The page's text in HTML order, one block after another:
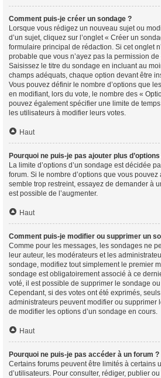
Comment puis-je créer un sondage ?
Lorsque vous rédigez un nouveau sujet ou
d’un sujet, cliquez sur l’onglet « Créer un
formulaire principal de rédaction. Si cet onglet
probable que vous n’ayez pas la permission
Saisissez le titre du sondage en incluant au
champs adéquats, chaque option devant être
Vous pouvez définir le nombre d’options que
en modifiant, lors du vote, le nombre des «
pouvez également spécifier une limite de
les utilisateurs à modifier leurs votes.
Haut
Pourquoi ne puis-je pas ajouter plus
La limite d’options d’un sondage est décidée
forum. Si le nombre d’options que vous
semble trop restreint, essayez de demander à
est possible de l’augmenter.
Haut
Comment puis-je modifier ou supprimer un
Comme pour les messages, les sondages ne
leur auteur, les modérateurs et les
sondage, modifiez tout simplement le premier
sondage est obligatoirement associé à ce
voté, il est possible de supprimer le sondage
Cependant, si des votes ont été exprimés,
administrateurs peuvent modifier ou supprimer
de modifier les options d’un sondage en cours.
Haut
Pourquoi ne puis-je pas accéder à un forum ?
Certains forums peuvent être limités à certains
d’utilisateurs. Pour consulter, rédiger, publier